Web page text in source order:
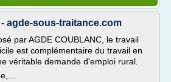
agde-sous-traitance.com
par AGDE COUBLANC, le travail
est complémentaire du travail en
véritable demande d'emploi rural.